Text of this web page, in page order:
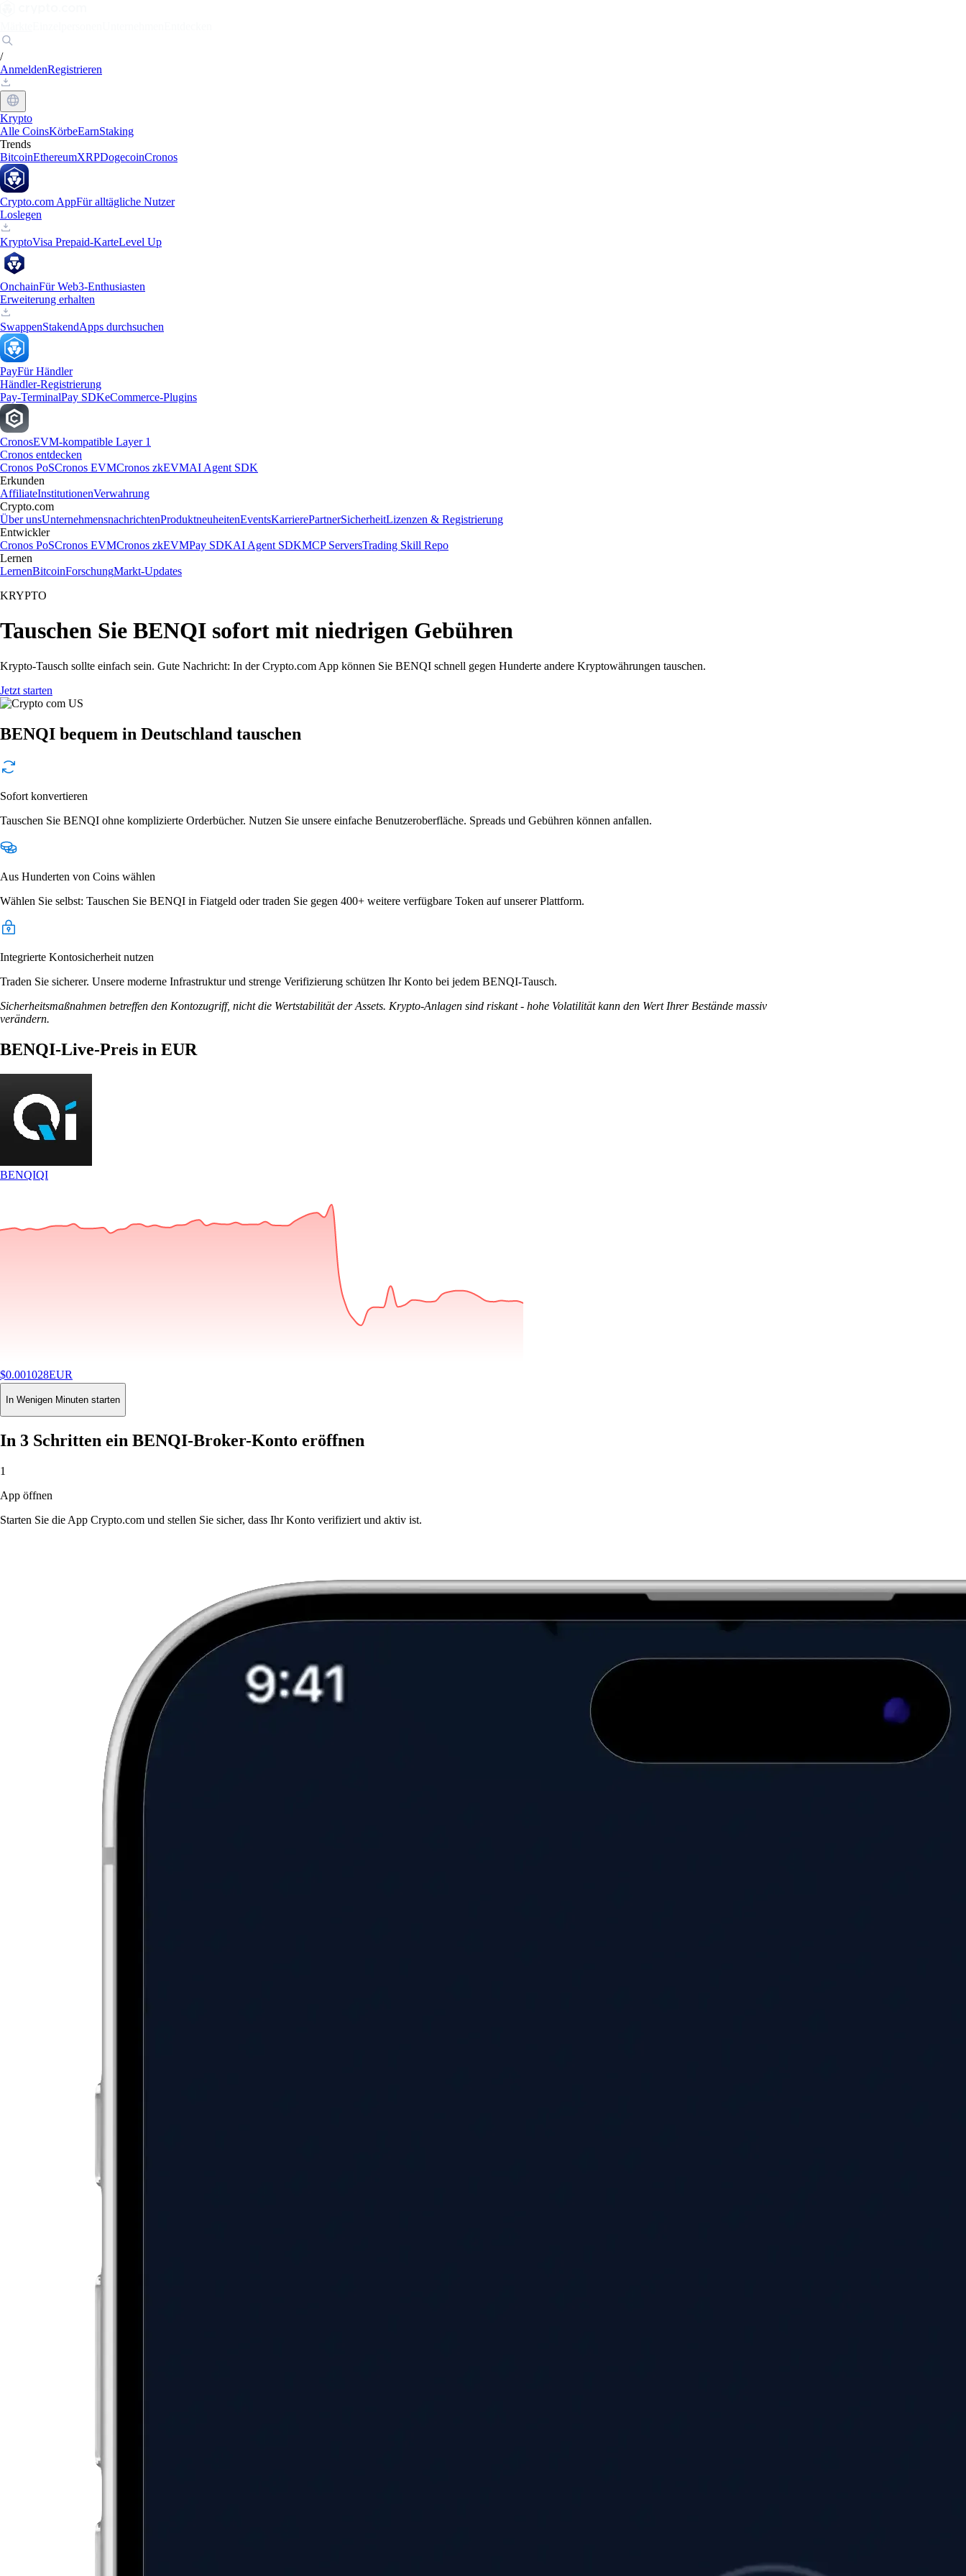
/
AnmeldenRegistrieren
Krypto
Alle CoinsKörbeEarnStaking
Trends
BitcoinEthereumXRPDogecoinCronos
Crypto.com AppFür alltägliche Nutzer
Loslegen
KryptoVisa Prepaid-KarteLevel Up
OnchainFür Web3-Enthusiasten
Erweiterung erhalten
SwappenStakendApps durchsuchen
PayFür Händler
Händler-Registrierung
Pay-TerminalPay SDKeCommerce-Plugins
CronosEVM-kompatible Layer 1
Cronos entdecken
Cronos PoSCronos EVMCronos zkEVMAI Agent SDK
Erkunden
AffiliateInstitutionenVerwahrung
Crypto.com
Über unsUnternehmensnachrichtenProduktneuheitenEventsKarrierePartnerSicherheitLizenzen & Registrierung
Entwickler
Cronos PoSCronos EVMCronos zkEVMPay SDKAI Agent SDKMCP ServersTrading Skill Repo
Lernen
LernenBitcoinForschungMarkt-Updates
KRYPTO
Tauschen Sie BENQI sofort mit niedrigen Gebühren
Krypto-Tausch sollte einfach sein. Gute Nachricht: In der Crypto.com App können Sie BENQI schnell gegen Hunderte andere Kryptowährungen tauschen.
Jetzt starten
BENQI bequem in Deutschland tauschen
Sofort konvertieren
Tauschen Sie BENQI ohne komplizierte Orderbücher. Nutzen Sie unsere einfache Benutzeroberfläche. Spreads und Gebühren können anfallen.
Aus Hunderten von Coins wählen
Wählen Sie selbst: Tauschen Sie BENQI in Fiatgeld oder traden Sie gegen 400+ weitere verfügbare Token auf unserer Plattform.
Integrierte Kontosicherheit nutzen
Traden Sie sicherer. Unsere moderne Infrastruktur und strenge Verifizierung schützen Ihr Konto bei jedem BENQI-Tausch.
Sicherheitsmaßnahmen betreffen den Kontozugriff, nicht die Wertstabilität der Assets. Krypto-Anlagen sind riskant - hohe Volatilität kann den Wert Ihrer Bestände massiv
verändern.
BENQI-Live-Preis in EUR
BENQIQI
$0.001028EUR
-9.20%24H
Buy
In Wenigen Minuten starten
In 3 Schritten ein BENQI-Broker-Konto eröffnen
1
App öffnen
Starten Sie die App Crypto.com und stellen Sie sicher, dass Ihr Konto verifiziert und aktiv ist.